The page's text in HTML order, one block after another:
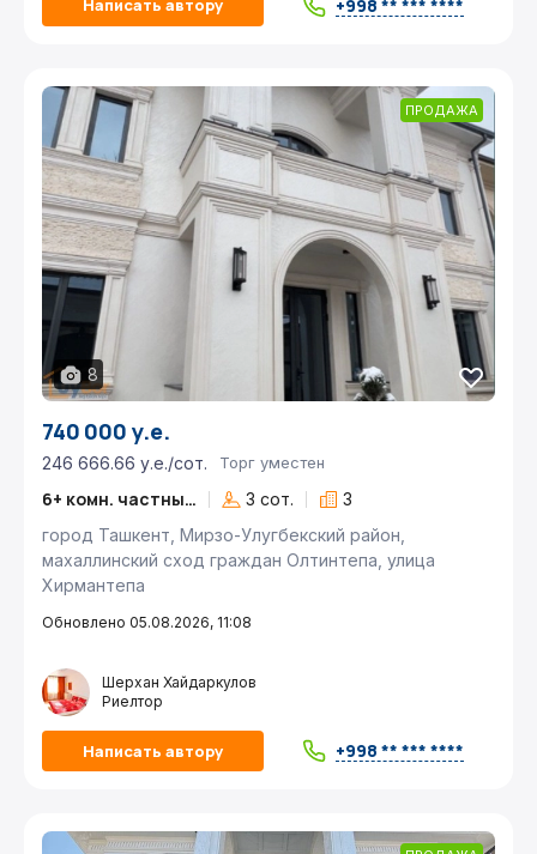
Написать автору +998 ** *** ****
8
ПРОДАЖА
740 000 у.е.
246 666.66 у.е./сот. Торг уместен
6+ комн. частный дом 3 сот.
3
город Ташкент, Мирзо-Улугбекский район,
махаллинский сход граждан Олтинтепа, улица
Хирмантепа
Обновлено 05.08.2026, 11:08
Шерхан Хайдаркулов
Риелтор
Написать автору +998 ** *** ****